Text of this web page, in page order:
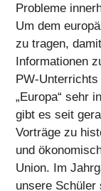
Probleme
Um dem
zu tragen,
Informationen
PW-
„Europa“ sehr
gibt es seit
Vorträge zu
und
Union. Im
unsere Schüler